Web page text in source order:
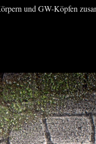
und GW-Köpfen